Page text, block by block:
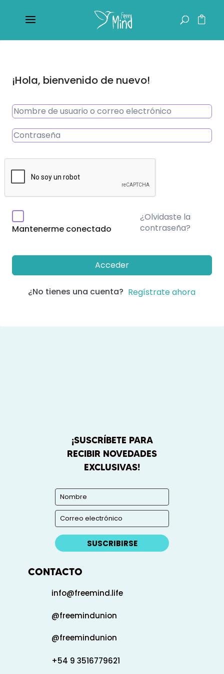
¡Hola, bienvenido de nuevo!
Mantenerme conectado
¿Olvidaste la
contraseña?
Acceder
¿No tienes una cuenta? Regístrate ahora
¡SUSCRÍBETE PARA
RECIBIR NOVEDADES
EXCLUSIVAS!
SUSCRIBIRSE
CONTACTO
info@freemind.life
@freemindunion
@freemindunion
+54 9 3516779621